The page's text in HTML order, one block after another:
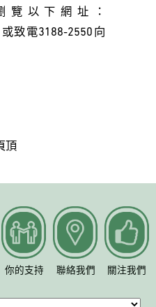
覽以下網址：
或致電3188-2550向
頂
你的支持 聯絡我們 關注我們